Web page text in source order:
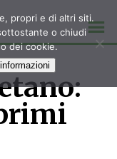
propri e di altri siti.
o chiudi
dei cookie.